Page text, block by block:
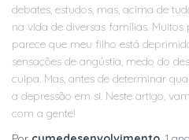
debates, estudos, mas, acima de
na vida de diversas famílias.
parece que meu filho está
sensações de angústia, medo do
culpa. Mas, antes de determinar
a depressão em si. Neste artigo,
com a gente!